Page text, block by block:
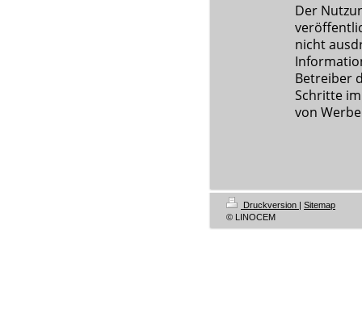
Der
nicht
Betreiber
Schritte
von
Druckversion | Sitemap
© LINOCEM